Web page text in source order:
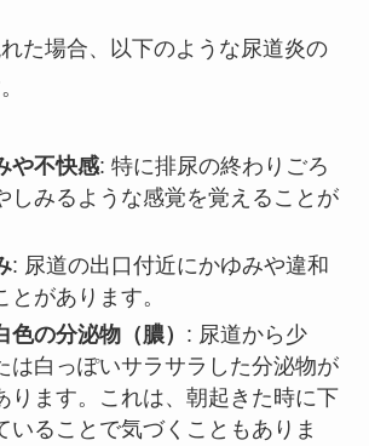
た場合、以下のような尿道炎の
や不快感: 特に排尿の終わりごろ
しみるような感覚を覚えることが
: 尿道の出口付近にかゆみや違和
とがあります。
色の分泌物（膿） : 尿道から少
は白っぽいサラサラした分泌物が
ります。これは、朝起きた時に下
いることで気づくこともありま